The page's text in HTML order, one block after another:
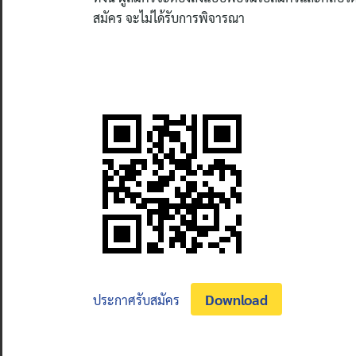
สมัคร จะไม่ได้รับการพิจารณา
ประกาศรับสมัคร Download